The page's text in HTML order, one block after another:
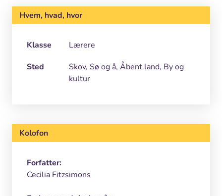
Hvem, hvad, hvor
Klasse
Lærere
Sted
Skov, Sø og å, Åbent land, By og
kultur
Kolofon
Forfatter:
Cecilia Fitzsimons